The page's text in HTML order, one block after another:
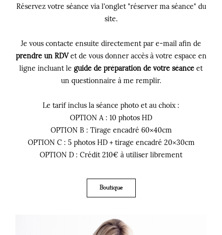
Réservez votre séance via l'onglet "réserver ma séance" du
site.
Je vous contacte ensuite directement par e-mail afin de
prendre un RDVet de vous donner accès à votre espace en
ligne incluant le guide de préparation de votre séance et
un questionnaire à me remplir.
Le tarif inclus la séance photo et au choix :
OPTION A : 10 photos HD
OPTION B : Tirage encadré 60×40cm
OPTION C : 5 photos HD + tirage encadré 20×30cm
OPTION D : Crédit 210€ à utiliser librement
Boutique